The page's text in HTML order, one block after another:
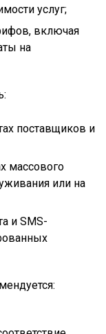
услуг;
включая
на
поставщиков и
массового
или на
и SMS-